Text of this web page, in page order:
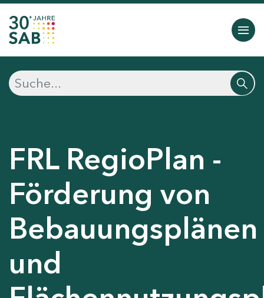
FRL RegioPlan -
Förderung von
Bebauungsplänen
und